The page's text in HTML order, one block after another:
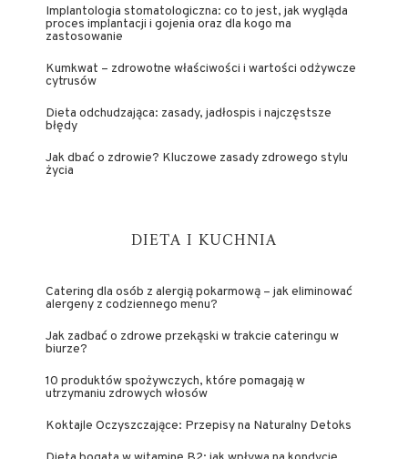
Implantologia stomatologiczna: co to jest, jak wygląda
proces implantacji i gojenia oraz dla kogo ma
zastosowanie
Kumkwat – zdrowotne właściwości i wartości odżywcze
cytrusów
Dieta odchudzająca: zasady, jadłospis i najczęstsze
błędy
Jak dbać o zdrowie? Kluczowe zasady zdrowego stylu
życia
DIETA I KUCHNIA
Catering dla osób z alergią pokarmową – jak eliminować
alergeny z codziennego menu?
Jak zadbać o zdrowe przekąski w trakcie cateringu w
biurze?
10 produktów spożywczych, które pomagają w
utrzymaniu zdrowych włosów
Koktajle Oczyszczające: Przepisy na Naturalny Detoks